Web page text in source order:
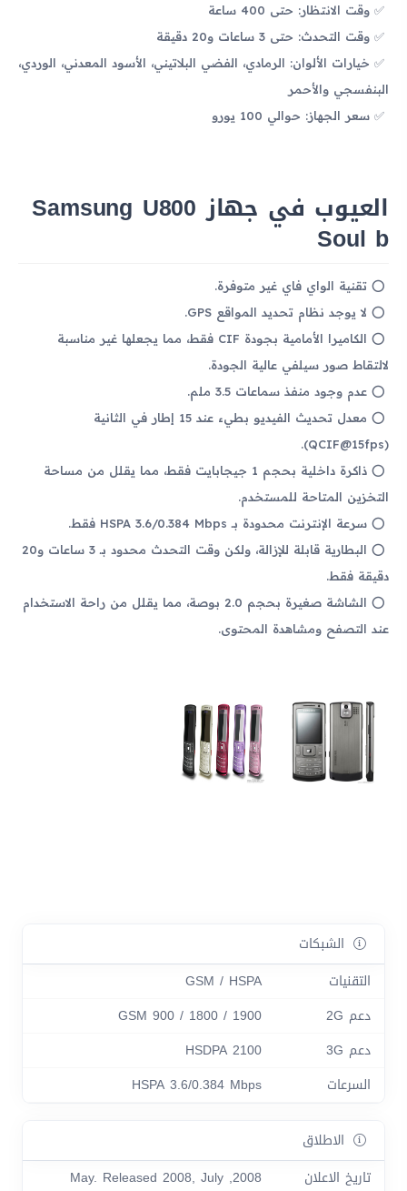
وقت الانتظار: حتى 400 ساعة
وقت التحدث: حتى 3 ساعات و20 دقيقة
خيارات الألوان: الرمادي، الفضي البلاتيني، الأسود المعدني، الوردي،
البنفسجي والأحمر
سعر الجهاز: حوالي 100 يورو
العيوب في جهاز Samsung U800
Soul b
تقنية الواي فاي غير متوفرة.
لا يوجد نظام تحديد المواقع GPS.
الكاميرا الأمامية بجودة CIF فقط، مما يجعلها غير مناسبة
لالتقاط صور سيلفي عالية الجودة.
عدم وجود منفذ سماعات 3.5 ملم.
معدل تحديث الفيديو بطيء عند 15 إطار في الثانية
(QCIF@15fps).
ذاكرة داخلية بحجم 1 جيجابايت فقط، مما يقلل من مساحة
التخزين المتاحة للمستخدم.
سرعة الإنترنت محدودة بـ HSPA 3.6/0.384 Mbps فقط.
البطارية قابلة للإزالة، ولكن وقت التحدث محدود بـ 3 ساعات و20
دقيقة فقط.
الشاشة صغيرة بحجم 2.0 بوصة، مما يقلل من راحة الاستخدام
عند التصفح ومشاهدة المحتوى.
الشبكات
التقنيات
GSM / HSPA
دعم 2G
GSM 900 / 1800 / 1900
دعم 3G
HSDPA 2100
السرعات
HSPA 3.6/0.384 Mbps
الاطلاق
تاريخ الاعلان
2008, May. Released 2008, July